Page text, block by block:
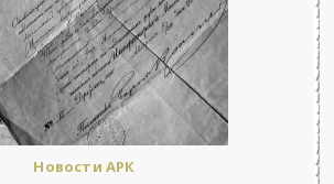
Новости АРК